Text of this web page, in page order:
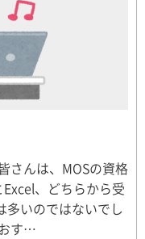
さんは、MOSの資格
、どちらから受
多いのではないでし
す…